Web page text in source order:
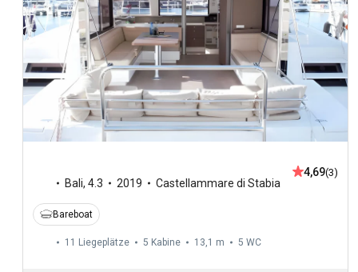
Bali, 4.3 2019 Castellammare di Stabia
4,69(3)
Bareboat
11 Liegeplätze 5 Kabine 13,1 m 5 WC